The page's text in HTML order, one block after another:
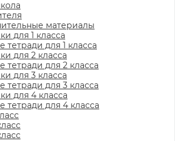
материалы
для 1 класса
тетради для 1 класса
для 2 класса
тетради для 2 класса
для 3 класса
тетради для 3 класса
для 4 класса
тетради для 4 класса